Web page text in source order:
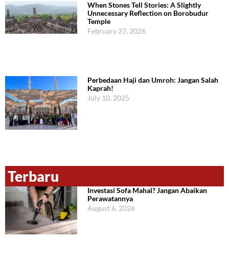
When Stones Tell Stories: A Slightly
Unnecessary Reflection on Borobudur
Temple
February 27, 2026
Perbedaan Haji dan Umroh: Jangan Salah
Kaprah!
July 10, 2025
Terbaru
Investasi Sofa Mahal? Jangan Abaikan
Perawatannya
August 6, 2026